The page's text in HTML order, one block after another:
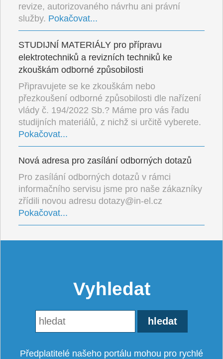
revize, autorizovaného návrhu ani právní
služby. Pokačovat...
STUDIJNÍ MATERIÁLY pro přípravu
elektrotechniků a revizních techniků ke
zkouškám odborné způsobilosti
Připravujete se ke zkouškám nebo
přezkoušení odborné způsobilosti dle nařízení
vlády č. 194/2022 Sb.? Máme pro vás řadu
studijních materiálů, z nichž si určitě vyberete.
Pokačovat...
Nová adresa pro zasílání odborných dotazů
Pro zasílání odborných dotazů v rámci
informačního servisu jsme pro naše zákazníky
zřídili novou adresu dotazy@in-el.cz
Pokačovat...
Vyhledat
Předplatitelé našeho portálu mohou pro rychlé